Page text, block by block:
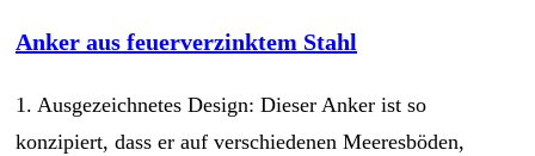
Anker aus feuerverzinktem Stahl
1. Ausgezeichnetes Design: Dieser Anker ist so
konzipiert, dass er auf verschiedenen Meeresböden,